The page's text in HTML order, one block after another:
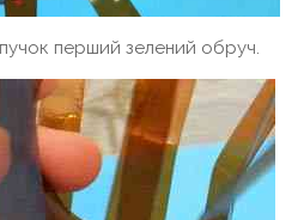
перший зелений обруч.